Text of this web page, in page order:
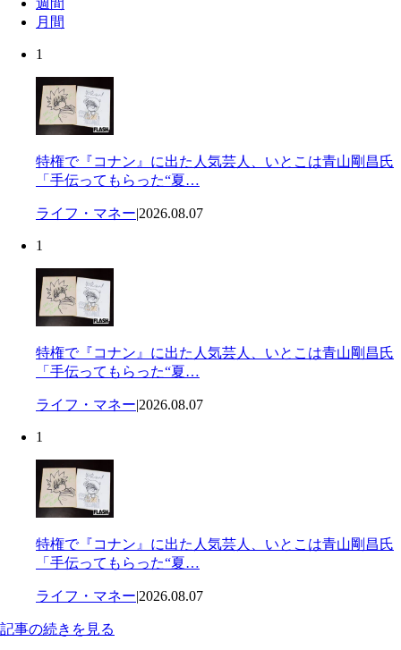
週間
月間
1
特権で『コナン』に出た人気芸人、いとこは青山剛昌氏
「手伝ってもらった“夏…
ライフ・マネー|2026.08.07
1
特権で『コナン』に出た人気芸人、いとこは青山剛昌氏
「手伝ってもらった“夏…
ライフ・マネー|2026.08.07
1
特権で『コナン』に出た人気芸人、いとこは青山剛昌氏
「手伝ってもらった“夏…
ライフ・マネー|2026.08.07
記事の続きを見る